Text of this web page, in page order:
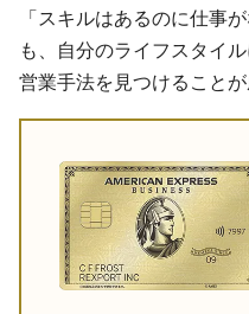
「スキルはあるのに仕事
も、自分のライフスタイ
営業手法を見つけることが